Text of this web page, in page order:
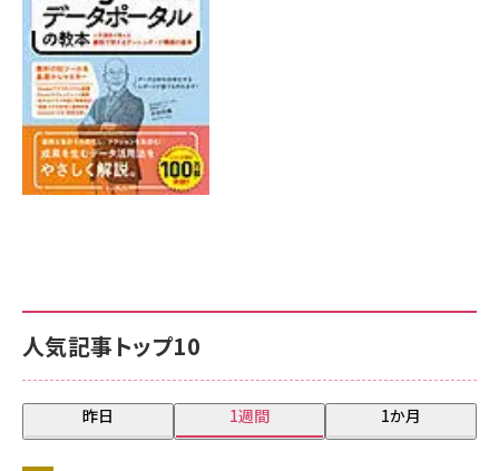
人気記事トップ10
昨日 1週間 1か月
7月31日 10:00